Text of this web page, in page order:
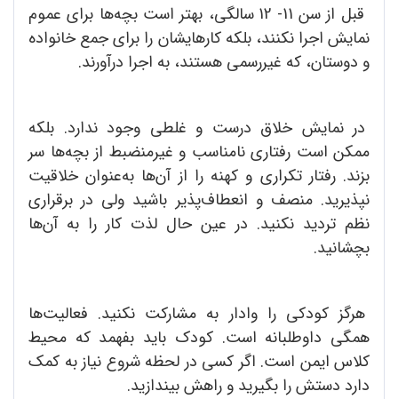
قبل از سن 11- 12 سالگی، بهتر است بچه‌ها برای عموم
نمایش اجرا نکنند، بلکه کارهایشان را برای جمع خانواده
و دوستان، که غیررسمی هستند، به اجرا درآورند.
در نمایش خلاق درست و غلطی وجود ندارد. بلکه
ممکن است رفتاری نامناسب و غیرمنضبط از بچه‌ها سر
بزند. رفتار تکراری و کهنه را از آن‌ها به‌عنوان خلاقیت
نپذیرید. منصف و انعطاف‌پذیر باشید ولی در برقراری
نظم تردید نکنید. در عین حال لذت کار را به آن‌ها
بچشانید.
هرگز کودکی را وادار به مشارکت نکنید. فعالیت‌ها
همگی داوطلبانه است. کودک باید بفهمد که محیط
کلاس ایمن است. اگر کسی در لحظه شروع نیاز به کمک
دارد دستش را بگیرید و راهش بیندازید.